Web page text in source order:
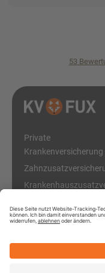
53
Private
Krankenversicherung
Diese Online-